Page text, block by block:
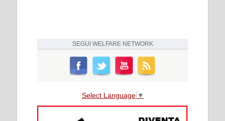
SEGUI WELFARE NETWORK
Select Language ▼